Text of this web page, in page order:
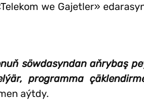
we Gajetler»
söwdasyndan aňrybaş
programma
aýtdy.